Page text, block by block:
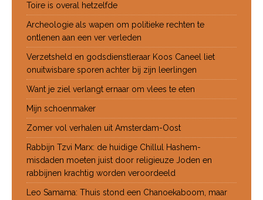
Toire is overal hetzelfde
Archeologie als wapen om politieke rechten te
ontlenen aan een ver verleden
Verzetsheld en godsdienstleraar Koos Caneel liet
onuitwisbare sporen achter bij zijn leerlingen
Want je ziel verlangt ernaar om vlees te eten
Mijn schoenmaker
Zomer vol verhalen uit Amsterdam-Oost
Rabbijn Tzvi Marx: de huidige Chillul Hashem-
misdaden moeten juist door religieuze Joden en
rabbijnen krachtig worden veroordeeld
Leo Samama: Thuis stond een Chanoekaboom, maar